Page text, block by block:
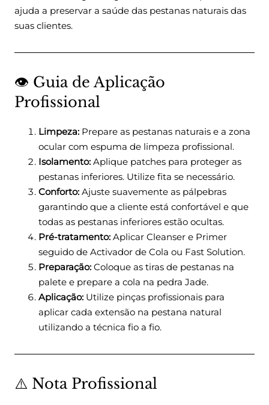
ajuda a preservar a saúde das pestanas naturais das
suas clientes.
👁️ Guia de Aplicação
Profissional
Limpeza: Prepare as pestanas naturais e a zona
ocular com espuma de limpeza profissional.
Isolamento: Aplique patches para proteger as
pestanas inferiores. Utilize fita se necessário.
Conforto: Ajuste suavemente as pálpebras
garantindo que a cliente está confortável e que
todas as pestanas inferiores estão ocultas.
Pré-tratamento: Aplicar Cleanser e Primer
seguido de Activador de Cola ou Fast Solution.
Preparação: Coloque as tiras de pestanas na
palete e prepare a cola na pedra Jade.
Aplicação: Utilize pinças profissionais para
aplicar cada extensão na pestana natural
utilizando a técnica fio a fio.
⚠️ Nota Profissional